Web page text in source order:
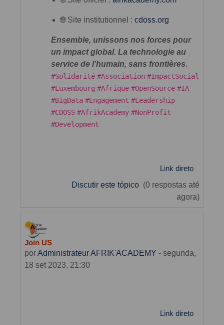
🌐 Site institutionnel :cdoss.org
Ensemble, unissons nos forces pour
un impact global. La technologie au
service de l’humain, sans frontières.
#Solidarité #Association #ImpactSocial
#Luxembourg #Afrique #OpenSource #IA
#BigData #Engagement #Leadership
#CDOSS #AfrikAcademy #NonProfit
#Development
Link direto
Discutir este tópico (0 respostas até
agora)
Join US
porAdministrateur AFRIK'ACADEMY - segunda,
18 set 2023, 21:30
Link direto